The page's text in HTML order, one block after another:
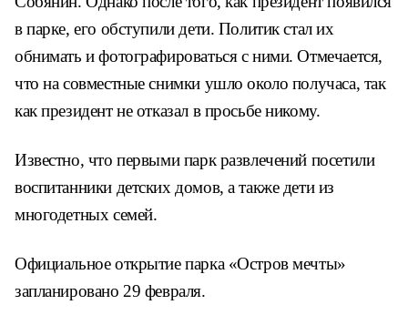
в парке, его обступили дети. Политик стал их
обнимать и фотографироваться с ними. Отмечается,
что на совместные снимки ушло около получаса, так
как президент не отказал в просьбе никому.
Известно, что первыми парк развлечений посетили
воспитанники детских домов, а также дети из
многодетных семей.
Официальное открытие парка «Остров мечты»
запланировано 29 февраля.